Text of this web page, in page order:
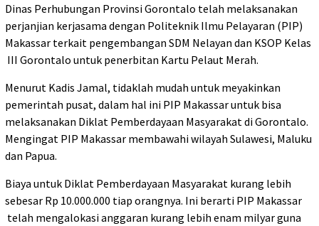
Dinas Perhubungan Provinsi Gorontalo telah melaksanakan
perjanjian kerjasama dengan Politeknik Ilmu Pelayaran (PIP)
Makassar terkait pengembangan SDM Nelayan dan KSOP Kelas
III Gorontalo untuk penerbitan Kartu Pelaut Merah.
Menurut Kadis Jamal, tidaklah mudah untuk meyakinkan
pemerintah pusat, dalam hal ini PIP Makassar untuk bisa
melaksanakan Diklat Pemberdayaan Masyarakat di Gorontalo.
Mengingat PIP Makassar membawahi wilayah Sulawesi, Maluku
dan Papua.
Biaya untuk Diklat Pemberdayaan Masyarakat kurang lebih
sebesar Rp 10.000.000 tiap orangnya. Ini berarti PIP Makassar
telah mengalokasi anggaran kurang lebih enam milyar guna